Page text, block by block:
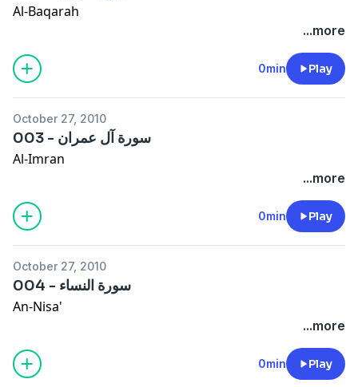
Al-Baqarah
...more
0min Play
October 27, 2010
003 - سورة آل عمران
Al-Imran
...more
0min Play
October 27, 2010
004 - سورة النساء
An-Nisa'
...more
0min Play